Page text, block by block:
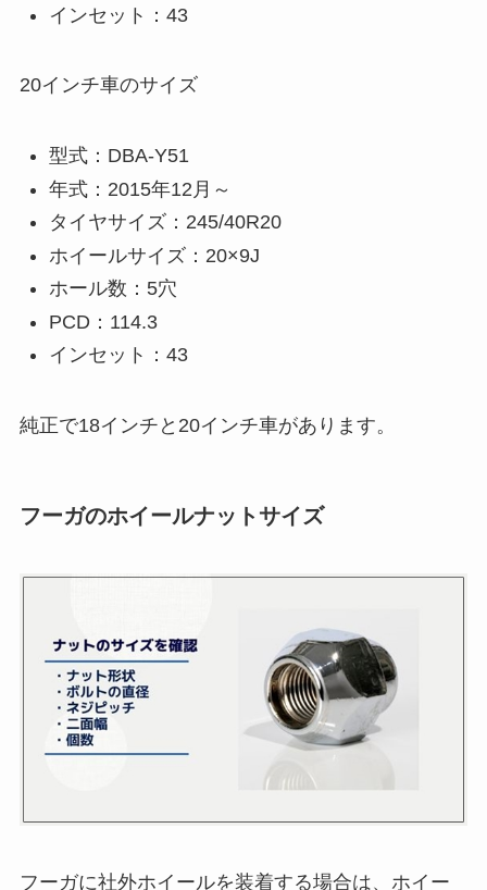
インセット：43
20インチ車のサイズ
型式：DBA-Y51
年式：2015年12月～
タイヤサイズ：245/40R20
ホイールサイズ：20×9J
ホール数：5穴
PCD：114.3
インセット：43
純正で18インチと20インチ車があります。
フーガのホイールナットサイズ
フーガに社外ホイールを装着する場合は、ホイー